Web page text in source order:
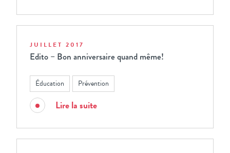
JUILLET 2017
Edito – Bon anniversaire quand même!
Éducation Prévention
Lire la suite